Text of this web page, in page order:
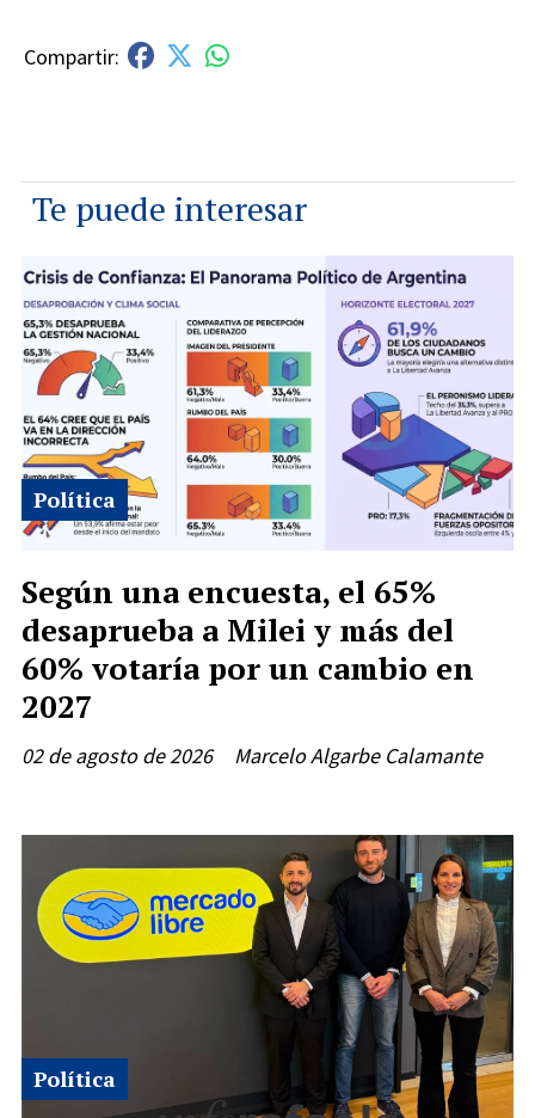
Te puede interesar
Según una encuesta, el 65%
desaprueba a Milei y más del
60% votaría por un cambio en
2027
Marcelo Algarbe Calamante
Política
02 de agosto de 2026
Política